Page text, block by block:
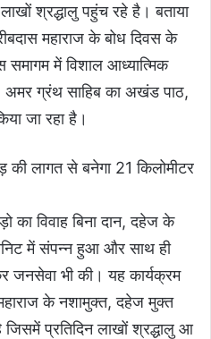
श्रद्धालु पहुंच रहे है। बताया
महाराज के बोध दिवस के
समागम में विशाल आध्यात्मिक
अमर ग्रंथ साहिब का अखंड पाठ,
जा रहा है।
लागत से बनेगा 21 किलोमीटर
का विवाह बिना दान, दहेज के
में संपन्न हुआ और साथ ही
जनसेवा भी की। यह कार्यक्रम
के नशामुक्त, दहेज मुक्त
प्रतिदिन लाखों श्रद्धालु आ